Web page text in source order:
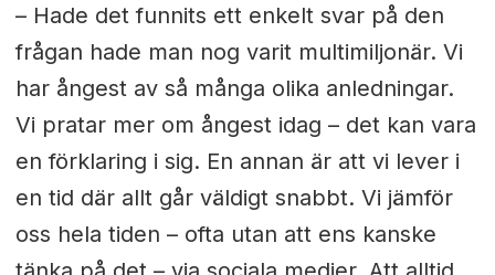
– Hade det funnits ett enkelt svar på den
frågan hade man nog varit multimiljonär. Vi
har ångest av så många olika anledningar.
Vi pratar mer om ångest idag – det kan vara
en förklaring i sig. En annan är att vi lever i
en tid där allt går väldigt snabbt. Vi jämför
oss hela tiden – ofta utan att ens kanske